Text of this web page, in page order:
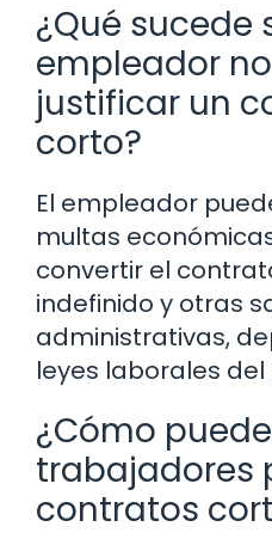
¿Qué sucede
empleador
justificar un
corto?
El empleador
multas
convertir el
indefinido y otras
administrativas,
leyes laborales del
¿Cómo
trabajadores
contratos